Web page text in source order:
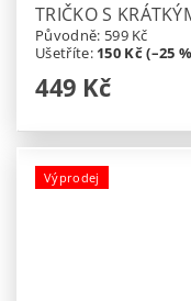
TRIČKO S
Původně: 599 Kč
Ušetříte: 150 Kč (–25
449 Kč
Výprodej